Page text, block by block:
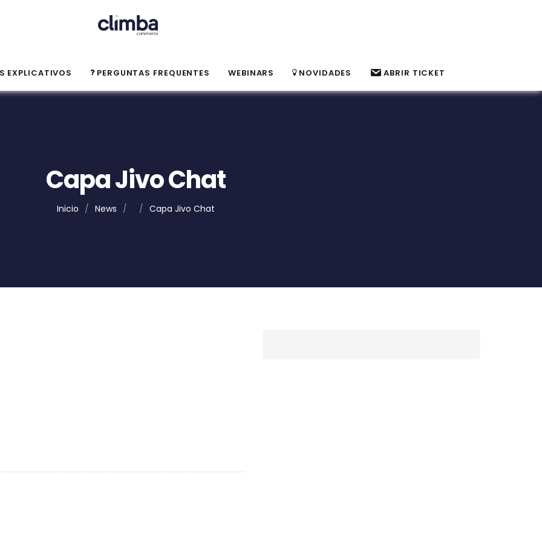
EXPLICATIVOS PERGUNTAS FREQUENTES WEBINARS NOVIDADES ABRIR TICKET
Capa Jivo Chat
Inicio / News / / Capa Jivo Chat